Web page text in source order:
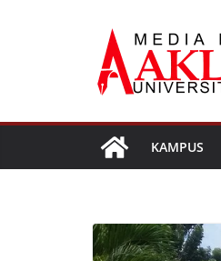
KAMPUS